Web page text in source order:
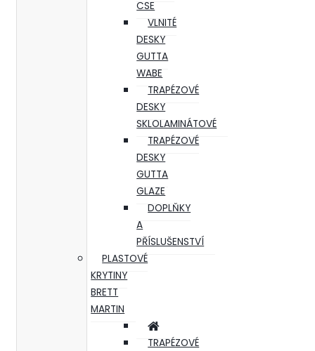
CSE
VLNITÉ
DESKY
GUTTA
WABE
TRAPÉZOVÉ
DESKY
SKLOLAMINÁTOVÉ
TRAPÉZOVÉ
DESKY
GUTTA
GLAZE
DOPLŇKY
A
PŘÍSLUŠENSTVÍ
PLASTOVÉ
KRYTINY
BRETT
MARTIN
TRAPÉZOVÉ